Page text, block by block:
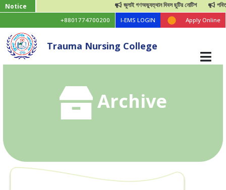
Notice জুলাই গণঅভ্যুত্থান দিবস ছুটির নোটিশ পবিত্র
+8801774700200 I-EMS LOGIN Apply Online
Trauma Nursing College
Archive